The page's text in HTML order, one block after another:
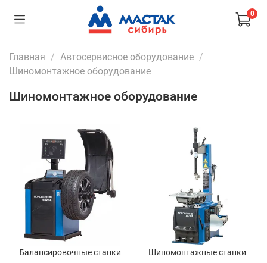
0
Главная
Автосервисное оборудование
Шиномонтажное оборудование
Шиномонтажное оборудование
Балансировочные станки Шиномонтажные станки